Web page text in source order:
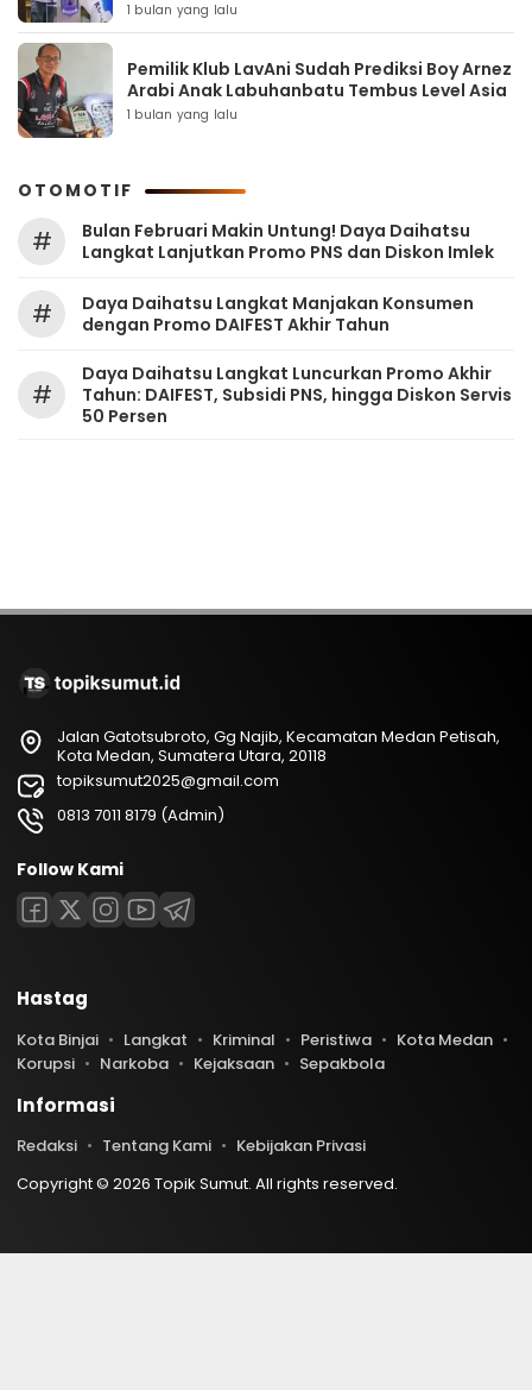
1 bulan yang lalu
Pemilik Klub LavAni Sudah Prediksi Boy Arnez
Arabi Anak Labuhanbatu Tembus Level Asia
1 bulan yang lalu
OTOMOTIF
#
Bulan Februari Makin Untung! Daya Daihatsu
Langkat Lanjutkan Promo PNS dan Diskon Imlek
#
Daya Daihatsu Langkat Manjakan Konsumen
dengan Promo DAIFEST Akhir Tahun
#
Daya Daihatsu Langkat Luncurkan Promo Akhir
Tahun: DAIFEST, Subsidi PNS, hingga Diskon Servis
50 Persen
Jalan Gatotsubroto, Gg Najib, Kecamatan Medan Petisah,
Kota Medan, Sumatera Utara, 20118
topiksumut2025@gmail.com
0813 7011 8179 (Admin)
Follow Kami
Hastag
Kota Binjai Langkat Kriminal Peristiwa
Kota Medan
Korupsi
Narkoba Kejaksaan Sepakbola
Informasi
Redaksi Tentang Kami
Kebijakan Privasi
Copyright © 2026 Topik Sumut. All rights reserved.